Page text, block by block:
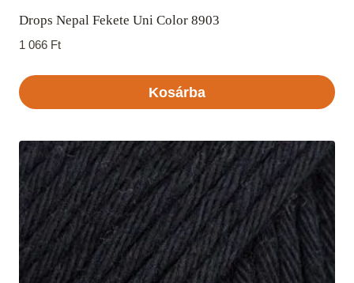
Drops Nepal Fekete Uni Color 8903
1 066 Ft
Kosárba